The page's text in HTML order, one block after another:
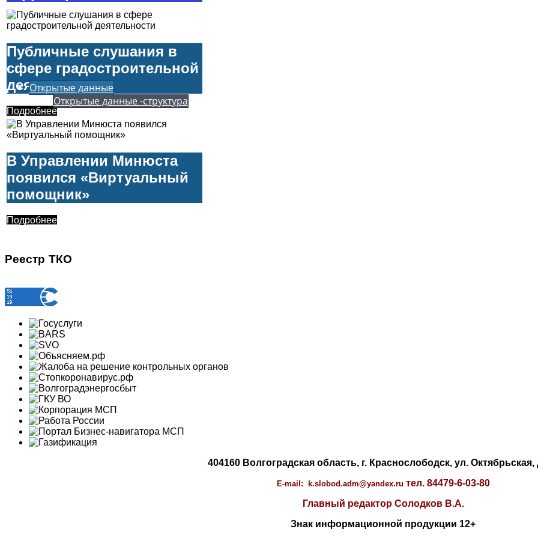
Подробнее
Публичные слушания в
сфере градостроительной
деятельности
Подробнее
Открытые данные
Открытые данные -структура
В Управлении Минюста
появился «Виртуальный
помощник»
Подробнее
Реестр ТКО
404160 Волгоградская область, г. Краснослободск, ул. Октябрьская,
E-mail: k.slobod.adm@yandex.ru тел. 84479-6-03-80
Главный редактор Солодков В.А.
Знак информационной продукции 12+